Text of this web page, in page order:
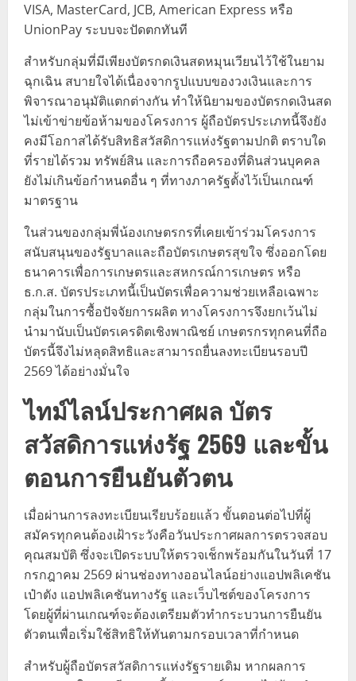
VISA, MasterCard, JCB, American Express หรือ
UnionPay ระบบจะปัดตกทันที
สำหรับกลุ่มที่มีเพียงบัตรกดเงินสดหมุนเวียนไว้ใช้ในยาม
ฉุกเฉิน สบายใจได้เนื่องจากรูปแบบของวงเงินและการ
พิจารณาอนุมัติแตกต่างกัน ทำให้นิยามของบัตรกดเงินสด
ไม่เข้าข่ายข้อห้ามของโครงการ ผู้ถือบัตรประเภทนี้จึงยัง
คงมีโอกาสได้รับสิทธิสวัสดิการแห่งรัฐตามปกติ ตราบใด
ที่รายได้รวม ทรัพย์สิน และการถือครองที่ดินส่วนบุคคล
ยังไม่เกินข้อกำหนดอื่น ๆ ที่ทางภาครัฐตั้งไว้เป็นเกณฑ์
มาตรฐาน
ในส่วนของกลุ่มพี่น้องเกษตรกรที่เคยเข้าร่วมโครงการ
สนับสนุนของรัฐบาลและถือบัตรเกษตรสุขใจ ซึ่งออกโดย
ธนาคารเพื่อการเกษตรและสหกรณ์การเกษตร หรือ
ธ.ก.ส. บัตรประเภทนี้เป็นบัตรเพื่อความช่วยเหลือเฉพาะ
กลุ่มในการซื้อปัจจัยการผลิต ทางโครงการจึงยกเว้นไม่
นำมานับเป็นบัตรเครดิตเชิงพาณิชย์ เกษตรกรทุกคนที่ถือ
บัตรนี้จึงไม่หลุดสิทธิและสามารถยื่นลงทะเบียนรอบปี
2569 ได้อย่างมั่นใจ
ไทม์ไลน์ประกาศผล บัตร
สวัสดิการแห่งรัฐ 2569 และขั้น
ตอนการยืนยันตัวตน
เมื่อผ่านการลงทะเบียนเรียบร้อยแล้ว ขั้นตอนต่อไปที่ผู้
สมัครทุกคนต้องเฝ้าระวังคือวันประกาศผลการตรวจสอบ
คุณสมบัติ ซึ่งจะเปิดระบบให้ตรวจเช็กพร้อมกันในวันที่ 17
กรกฎาคม 2569 ผ่านช่องทางออนไลน์อย่างแอปพลิเคชัน
เป๋าตัง แอปพลิเคชันทางรัฐ และเว็บไซต์ของโครงการ
โดยผู้ที่ผ่านเกณฑ์จะต้องเตรียมตัวทำกระบวนการยืนยัน
ตัวตนเพื่อเริ่มใช้สิทธิให้ทันตามกรอบเวลาที่กำหนด
สำหรับผู้ถือบัตรสวัสดิการแห่งรัฐรายเดิม หากผลการ